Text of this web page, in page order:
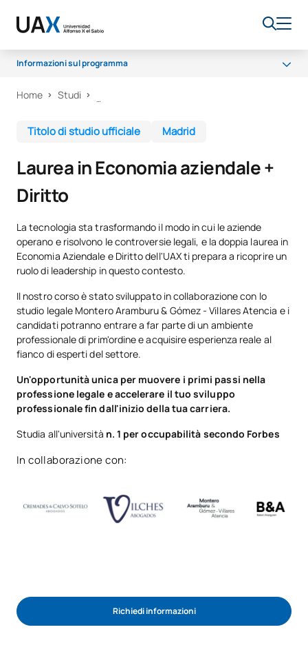
Informazioni sul programma
Perché UAX
Opportunità di carriera
Sala dei professori
Home Studi
Titolo di studio ufficiale Madrid
Laurea in Economia aziendale +
Diritto
La tecnologia sta trasformando il modo in cui le aziende
operano e risolvono le controversie legali, e la doppia laurea in
Economia Aziendale e Diritto dell'UAX ti prepara a ricoprire un
ruolo di leadership in questo contesto.
Il nostro corso è stato sviluppato in collaborazione con lo
studio legale Montero Aramburu & Gómez - Villares Atencia e i
candidati potranno entrare a far parte di un ambiente
professionale di prim'ordine e acquisire esperienza reale al
fianco di esperti del settore.
Un'opportunità unica per muovere i primi passi nella
professione legale e accelerare il tuo sviluppo
professionale fin dall'inizio della tua carriera.
Studia all'università n. 1 per occupabilità secondo Forbes
In collaborazione con:
Richiedi informazioni